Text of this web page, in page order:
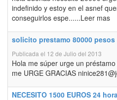
indefinido y estoy en el asnef
conseguirlos espe......Leer mas
solicito prestamo 80000 pesos
Publicada el 12 de Julio del 2013
Hola me súper urge un
me URGE GRACIAS
NECESITO 1500 EUROS 24